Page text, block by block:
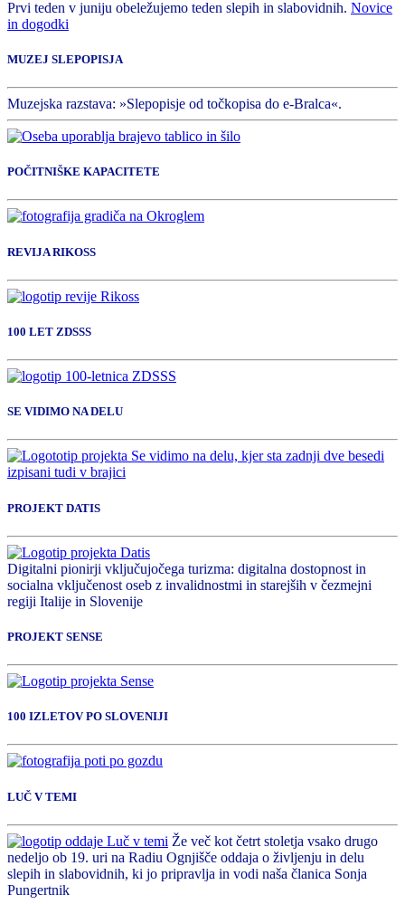
Prvi teden v juniju obeležujemo teden slepih in slabovidnih. Novice
in dogodki
MUZEJ SLEPOPISJA
Muzejska razstava: »Slepopisje od točkopisa do e-Bralca«.
POČITNIŠKE KAPACITETE
REVIJA RIKOSS
100 LET ZDSSS
SE VIDIMO NA DELU
PROJEKT DATIS
Digitalni pionirji vključujočega turizma: digitalna dostopnost in
socialna vključenost oseb z invalidnostmi in starejših v čezmejni
regiji Italije in Slovenije
PROJEKT SENSE
100 IZLETOV PO SLOVENIJI
LUČ V TEMI
Že več kot četrt stoletja vsako drugo
nedeljo ob 19. uri na Radiu Ognjišče oddaja o življenju in delu
slepih in slabovidnih, ki jo pripravlja in vodi naša članica Sonja
Pungertnik